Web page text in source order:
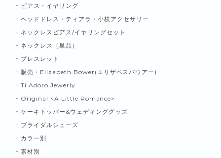
ピアス・イヤリング
ヘッドドレス・ティアラ・小枝アクセサリー
ネックレスピアス/イヤリングセット
ネックレス（単品）
ブレスレット
販売・Elizabeth Bower(エリザベスバウアー)
Ti Adoro Jewerly
Original <A Little Romance>
ケーキトッパー&ウェディンググッズ
ブライダルシューズ
カラー別
素材別